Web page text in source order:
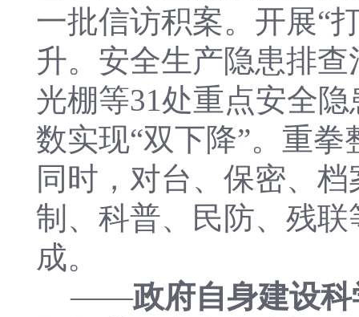
一批信访积案。开展“
升。安全生产隐患排
光棚等31处重点安全
数实现“双下降”。重
同时，对台、保密、
制、科普、民防、残
成。
——政府自身建设